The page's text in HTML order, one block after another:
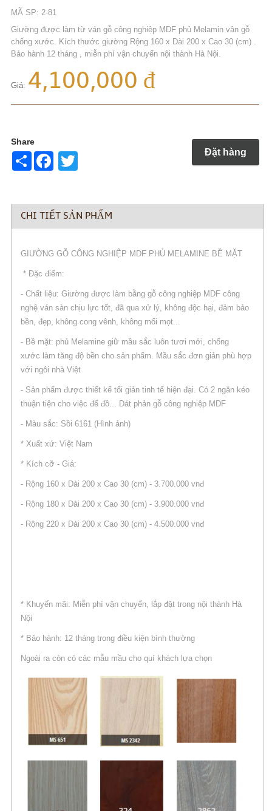
MÃ SP: 2-81
Giường được làm từ ván gỗ công nghiệp MDF phủ Melamin vân gỗ
chống xước. Kích thước giường Rộng 160 x Dài 200 x Cao 30 (cm) .
Bảo hành 12 tháng , miễn phí vận chuyển nội thành Hà Nội.
Giá: 4,100,000 đ
Share
Share Twitter Đặt hàng
CHI TIẾT SẢN PHẨM
GIƯỜNG GỖ CÔNG NGHIỆP MDF PHỦ MELAMINE BỀ MẶT
* Đặc điểm:
- Chất liệu: Giường được làm bằng gỗ công nghiệp MDF công
nghệ ván sàn chịu lực tốt, đã qua xử lý, không độc hại, đảm bảo
bền, đẹp, không cong vênh, không mối mọt...
- Bề mặt: phủ Melamine giữ mầu sắc luôn tươi mới, chống
xước làm tăng độ bền cho sản phẩm. Mầu sắc đơn giản phù hợp
với ngôi nhà Việt
- Sản phẩm được thiết kế tối giản tinh tế hiện đại. Có 2 ngăn kéo
thuận tiện cho việc để đồ... Dát phản gỗ công nghiệp MDF
- Màu sắc: Sồi 6161 (Hình ảnh)
* Xuất xứ: Việt Nam
* Kích cỡ - Giá:
- Rộng 160 x Dài 200 x Cao 30 (cm) - 3.700.000 vnđ
- Rộng 180 x Dài 200 x Cao 30 (cm) - 3.900.000 vnđ
- Rộng 220 x Dài 200 x Cao 30 (cm) - 4.500.000 vnđ
* Khuyến mãi: Miễn phí vận chuyển, lắp đặt trong nội thành Hà
Nội
* Bảo hành: 12 tháng trong điều kiện bình thường
Ngoài ra còn có các mẫu mầu cho quí khách lựa chọn